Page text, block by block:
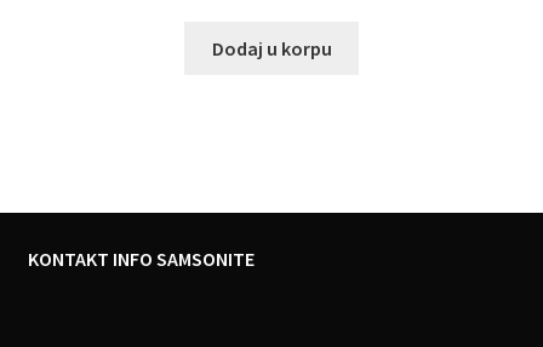
Dodaj u korpu
KONTAKT INFO SAMSONITE